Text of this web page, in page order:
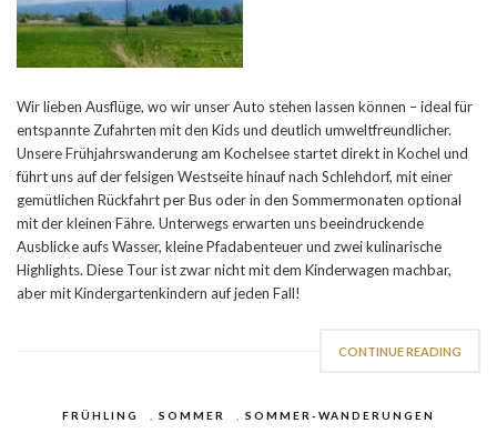
Wir lieben Ausflüge, wo wir unser Auto stehen lassen können – ideal für
entspannte Zufahrten mit den Kids und deutlich umweltfreundlicher.
Unsere Frühjahrswanderung am Kochelsee startet direkt in Kochel und
führt uns auf der felsigen Westseite hinauf nach Schlehdorf, mit einer
gemütlichen Rückfahrt per Bus oder in den Sommermonaten optional
mit der kleinen Fähre. Unterwegs erwarten uns beeindruckende
Ausblicke aufs Wasser, kleine Pfadabenteuer und zwei kulinarische
Highlights. Diese Tour ist zwar nicht mit dem Kinderwagen machbar,
aber mit Kindergartenkindern auf jeden Fall!
CONTINUE READING
FRÜHLING SOMMER SOMMER-WANDERUNGEN